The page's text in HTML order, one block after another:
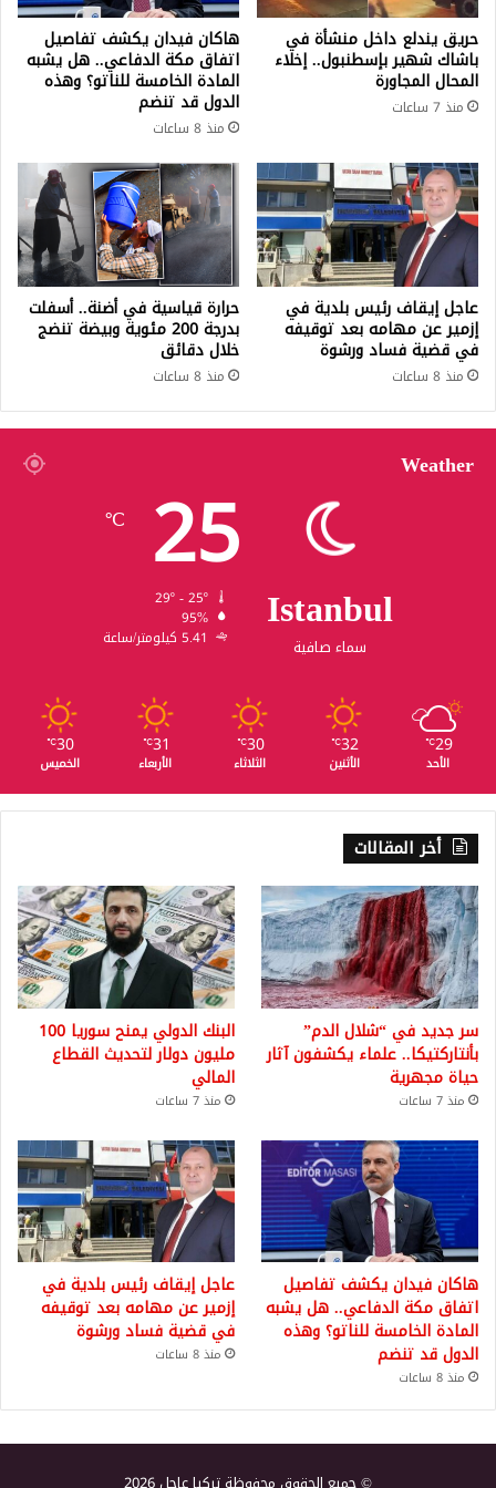
حريق يندلع داخل منشأة في
باشاك شهير بإسطنبول.. إخلاء
المحال المجاورة
منذ 7 ساعات
هاكان فيدان يكشف تفاصيل
اتفاق مكة الدفاعي.. هل يشبه
المادة الخامسة للناتو؟ وهذه
الدول قد تنضم
منذ 8 ساعات
عاجل إيقاف رئيس بلدية في
إزمير عن مهامه بعد توقيفه
في قضية فساد ورشوة
منذ 8 ساعات
حرارة قياسية في أضنة.. أسفلت
بدرجة 200 مئوية وبيضة تنضج
خلال دقائق
منذ 8 ساعات
Weather
Istanbul
سماء صافية
25
℃
95%
5.41 كيلومتر/ساعة
29
℃
الأحد
32
℃
الأثنين
30
℃
الثلاثاء
31
℃
الأربعاء
30
℃
الخميس
أخر المقالات
سر جديد في “شلال الدم”
بأنتاركتيكا.. علماء يكشفون آثار
حياة مجهرية
منذ 7 ساعات
البنك الدولي يمنح سوريا 100
مليون دولار لتحديث القطاع
المالي
منذ 7 ساعات
هاكان فيدان يكشف تفاصيل
اتفاق مكة الدفاعي.. هل يشبه
المادة الخامسة للناتو؟ وهذه
الدول قد تنضم
منذ 8 ساعات
عاجل إيقاف رئيس بلدية في
إزمير عن مهامه بعد توقيفه
في قضية فساد ورشوة
منذ 8 ساعات